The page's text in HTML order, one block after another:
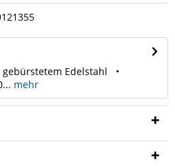
Edelstahl •
mehr